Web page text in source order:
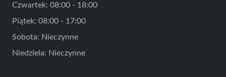
Czwartek: 08:00 - 18:00
Piątek: 08:00 - 17:00
Sobota: Nieczynne
Niedziela: Nieczynne